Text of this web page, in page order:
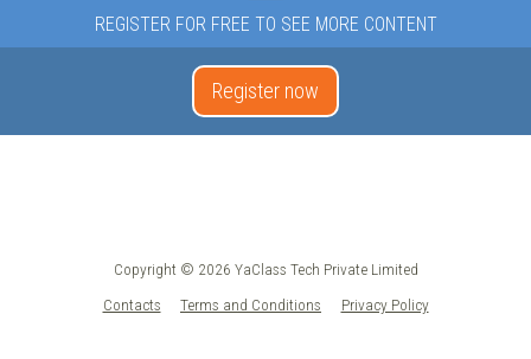
REGISTER FOR FREE TO SEE MORE CONTENT
Register now
Copyright © 2026 YaClass Tech Private Limited
Contacts
Terms and Conditions Privacy Policy